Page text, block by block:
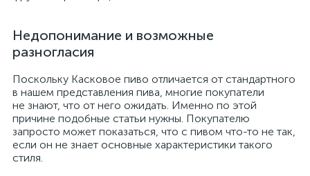
Недопонимание и возможные
разногласия
Поскольку Касковое пиво отличается от стандартного
в нашем представления пива, многие покупатели
не знают, что от него ожидать. Именно по этой
причине подобные статьи нужны. Покупателю
запросто может показаться, что с пивом что-то не так,
если он не знает основные характеристики такого
стиля.